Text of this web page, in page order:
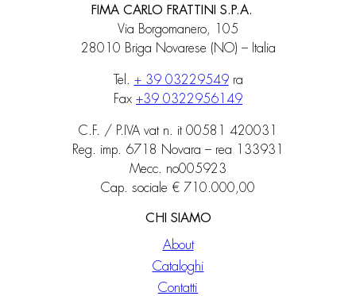
FIMA CARLO FRATTINI S.P.A.
Via Borgomanero, 105
28010 Briga Novarese (NO) – Italia
Tel. + 39 03229549ra
Fax +39 0322956149
C.F. / P.IVA vat n. it 00581 420031
Reg. imp. 6718 Novara – rea 133931
Mecc. no005923
Cap. sociale € 710.000,00
CHI SIAMO
About
Cataloghi
Contatti